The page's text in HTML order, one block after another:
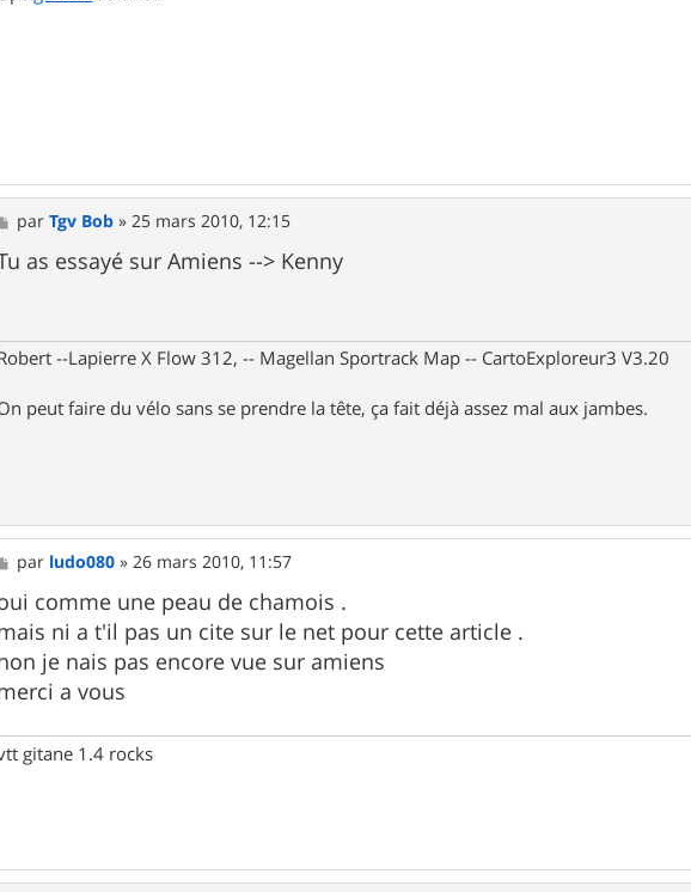
M
e
s
s
parTgv Bob »25 mars 2010, 12:15
as essayé sur Amiens --> Kenny
--Lapierre X Flow 312, -- Magellan Sportrack Map -- CartoExploreur3 V3.20
peut faire du vélo sans se prendre la tête, ça fait déjà assez mal aux jambes.
M
e
s
s
a
g
e
par ludo080 »26 mars 2010, 11:57
comme une peau de chamois .
ni a t'il pas un cite sur le net pour cette article .
je nais pas encore vue sur amiens
a vous
gitane 1.4 rocks